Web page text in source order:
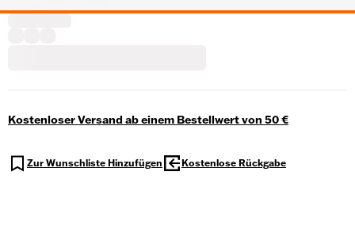
Kostenloser Versand ab einem Bestellwert von 50 €
Zur Wunschliste Hinzufügen Kostenlose Rückgabe